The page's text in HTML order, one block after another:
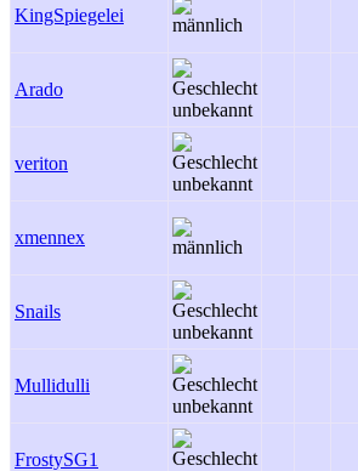
KingSpiegelei
Arado
veriton
xmennex
Snails
Mullidulli
FrostySG1